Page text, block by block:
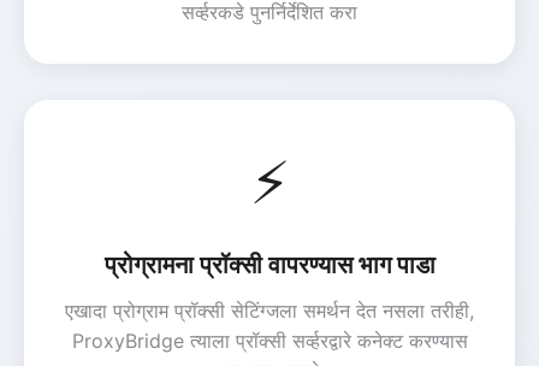
सर्व्हरकडे पुनर्निर्देशित करा
⚡
प्रोग्रामना प्रॉक्सी वापरण्यास भाग पाडा
एखादा प्रोग्राम प्रॉक्सी सेटिंग्जला समर्थन देत नसला तरीही,
ProxyBridge त्याला प्रॉक्सी सर्व्हरद्वारे कनेक्ट करण्यास